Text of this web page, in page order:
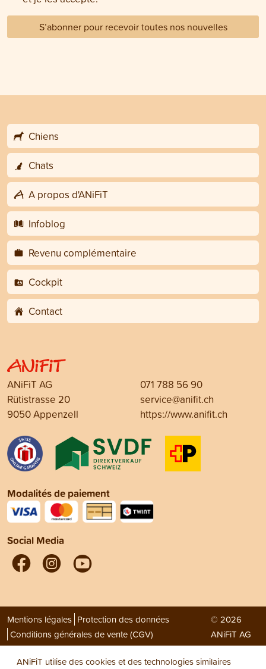
S’abonner pour recevoir toutes nos nouvelles
Chiens
Chats
A propos d'ANiFiT
Infoblog
Revenu complémentaire
Cockpit
Contact
ANiFiT AG
Rütistrasse 20
9050 Appenzell
071 788 56 90
service@anifit.ch
https://www.anifit.ch
Modalités de paiement
Social Media
Mentions légales Protection des données
Conditions générales de vente (CGV)
© 2026
ANiFiT AG
ANiFiT utilise des cookies et des technologies similaires